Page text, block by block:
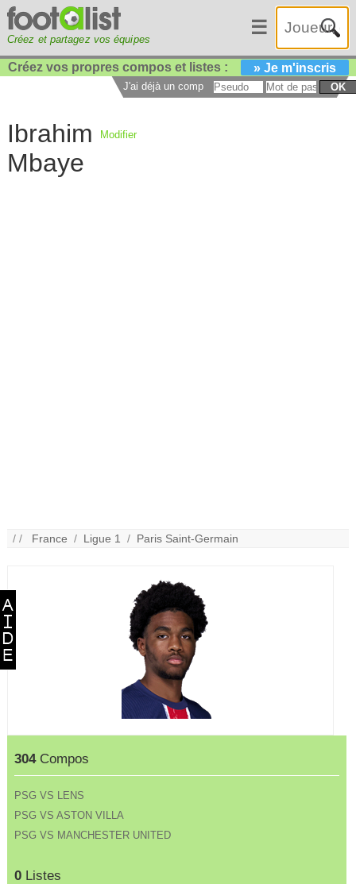
Créez et partagez vos équipes
☰
Créez vos propres compos et listes : » Je m'inscris
J'ai déjà un compte : OK
Ibrahim
Mbaye
Modifier
/ / France / Ligue 1 / Paris Saint-Germain
304Compos
PSG VS LENS
PSG VS ASTON VILLA
PSG VS MANCHESTER UNITED
0 Listes